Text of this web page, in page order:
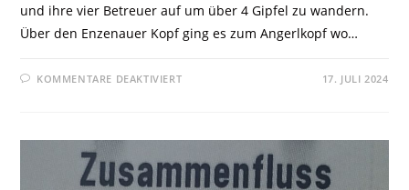
und ihre vier Betreuer auf um über 4 Gipfel zu wandern.
Über den Enzenauer Kopf ging es zum Angerlkopf wo…
KOMMENTARE DEAKTIVIERT 17. JULI 2024